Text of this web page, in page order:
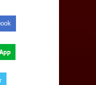
470 próteses
pela